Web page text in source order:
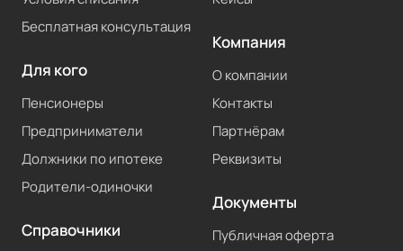
Бесплатная консультация
Для кого
Пенсионеры
Предприниматели
Должники по ипотеке
Родители-одиночки
Справочники
Компания
О компании
Контакты
Партнёрам
Реквизиты
Документы
Публичная оферта